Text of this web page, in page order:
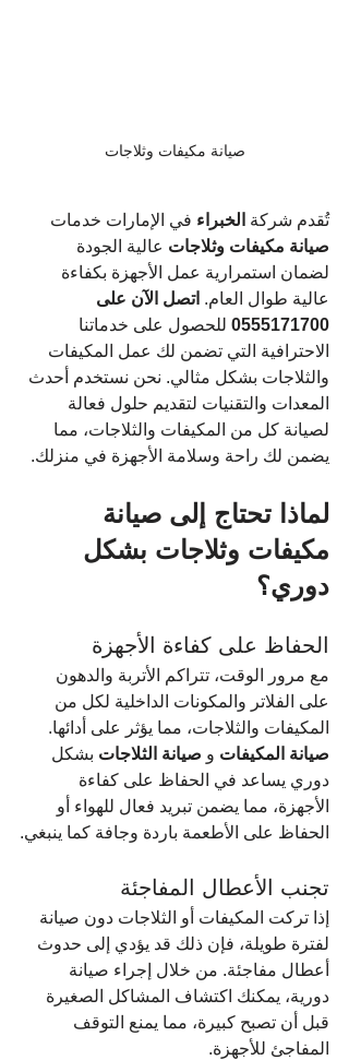
صيانة مكيفات وثلاجات
تُقدم شركة الخبراء في الإمارات خدمات
صيانة مكيفات وثلاجات عالية الجودة
لضمان استمرارية عمل الأجهزة بكفاءة
عالية طوال العام. اتصل الآن على
0555171700 للحصول على خدماتنا
الاحترافية التي تضمن لك عمل المكيفات
والثلاجات بشكل مثالي. نحن نستخدم أحدث
المعدات والتقنيات لتقديم حلول فعالة
لصيانة كل من المكيفات والثلاجات، مما
يضمن لك راحة وسلامة الأجهزة في منزلك.
لماذا تحتاج إلى صيانة
مكيفات وثلاجات بشكل
دوري؟
الحفاظ على كفاءة الأجهزة
مع مرور الوقت، تتراكم الأتربة والدهون
على الفلاتر والمكونات الداخلية لكل من
المكيفات والثلاجات، مما يؤثر على أدائها.
صيانة المكيفات و صيانة الثلاجات بشكل
دوري يساعد في الحفاظ على كفاءة
الأجهزة، مما يضمن تبريد فعال للهواء أو
الحفاظ على الأطعمة باردة وجافة كما ينبغي.
تجنب الأعطال المفاجئة
إذا تركت المكيفات أو الثلاجات دون صيانة
لفترة طويلة، فإن ذلك قد يؤدي إلى حدوث
أعطال مفاجئة. من خلال إجراء صيانة
دورية، يمكنك اكتشاف المشاكل الصغيرة
قبل أن تصبح كبيرة، مما يمنع التوقف
المفاجئ للأجهزة.